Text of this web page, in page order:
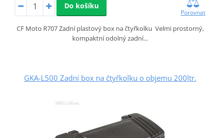
Do košíku
Porovnat
CF Moto R707 Zadní plastový box na čtyřkolku Velmi prostorný,
kompaktní odolný zadní…
GKA-L500 Zadní box na čtyřkolku o objemu 200ltr.